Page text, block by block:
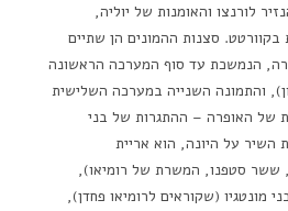
לורנצו והאומנות של יוליה,
סצנות ההמונים הן שתיים
הנמשכת עד סוף המערכה הראשונה
והתמונה השנייה במערכה השלישית
של האופרה – ההתגרות של בני
השיר על היונה, הוא אריית
ששר סטפנו, המשרת של רומיאו),
מונטגיו (שקוראים לרומיאו פחדן),